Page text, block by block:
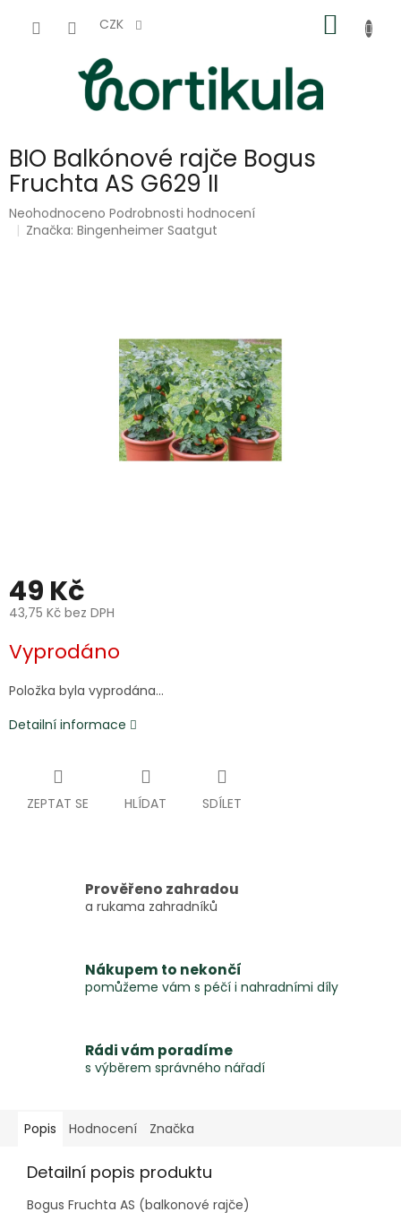
CZK
KOŠÍK
BIO Balkónové rajče Bogus
Fruchta AS G629 II
Průměrné
hodnocení
Neohodnoceno Podrobnosti hodnocení
Značka:Bingenheimer Saatgut
49 Kč
43,75 Kč bez DPH
cena:
Vyprodáno
Položka byla vyprodána…
Detailní informace
ZEPTAT SE HLÍDAT SDÍLET
Prověřeno zahradou
a rukama zahradníků
Nákupem to nekončí
pomůžeme vám s péčí i nahradními díly
Rádi vám poradíme
s výběrem správného nářadí
Popis Hodnocení Značka
Detailní popis produktu
Bogus Fruchta AS (balkonové rajče)